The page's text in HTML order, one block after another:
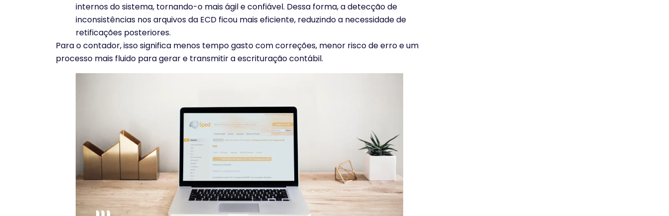
internos do sistema, tornando-o mais ágil e confiável. Dessa forma, a detecção de
inconsistências nos arquivos da ECD ficou mais eficiente, reduzindo a necessidade de
retificações posteriores.
Para o contador, isso significa menos tempo gasto com correções, menor risco de erro e um
processo mais fluido para gerar e transmitir a escrituração contábil.